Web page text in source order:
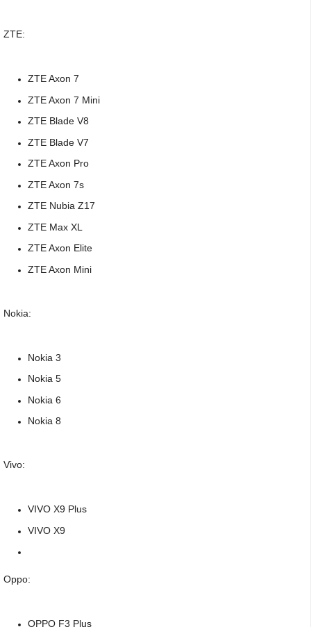
ZTE:
ZTE Axon 7
ZTE Axon 7 Mini
ZTE Blade V8
ZTE Blade V7
ZTE Axon Pro
ZTE Axon 7s
ZTE Nubia Z17
ZTE Max XL
ZTE Axon Elite
ZTE Axon Mini
Nokia:
Nokia 3
Nokia 5
Nokia 6
Nokia 8
Vivo:
VIVO X9 Plus
VIVO X9
Oppo:
OPPO F3 Plus